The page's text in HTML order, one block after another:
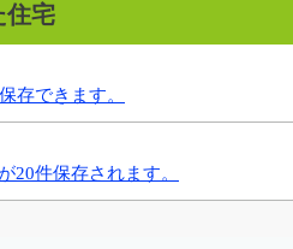
住宅
存できます。
20件保存されます。